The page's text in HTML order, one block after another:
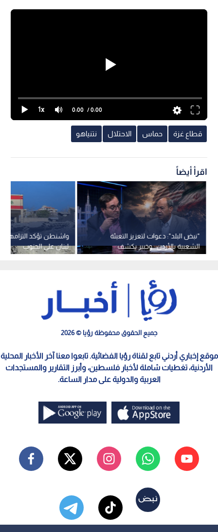
1x 0:00 / 0:00
قطاع غزة حماس الاحتلال نتنياهو
اقرأ أيضاً
واشنطن تؤكد التزامها
لبنان على الجنوب
"نبض البلد": دعوات لتعزيز التعبئة
الشعبية بالأردن.. وخبير يكشف
تحديات الاتفاق الأمريكي الإيراني
جميع الحقوق محفوظة رؤيا © 2026
موقع إخباري أردني تابع لقناة رؤيا الفضائية. تابعوا معنا آخر الأخبار المحلية
الأردنية، تغطيات شاملة لأخبار فلسطين، وأبرز التقارير والمستجدات
العربية والدولية على مدار الساعة.